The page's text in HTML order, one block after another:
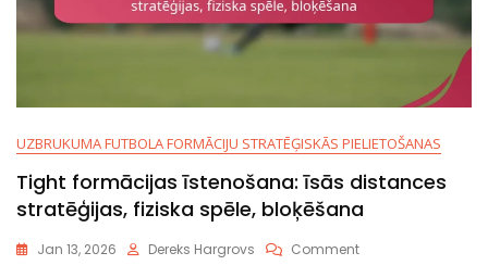
UZBRUKUMA FUTBOLA FORMĀCIJU STRATĒĢISKĀS PIELIETOŠANAS
Tight formācijas īstenošana: īsās distances
stratēģijas, fiziska spēle, bloķēšana
Jan 13, 2026 Dereks Hargrovs CommentOn